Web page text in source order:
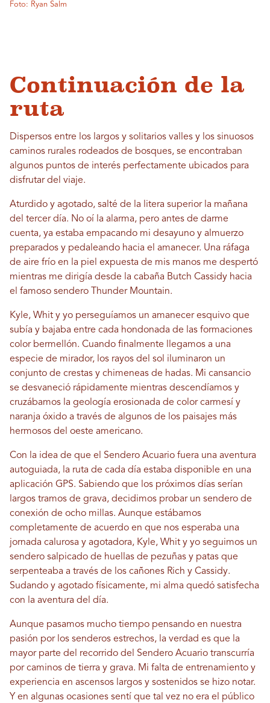
Foto: Ryan Salm
Continuación de la
ruta
Dispersos entre los largos y solitarios valles y los sinuosos
caminos rurales rodeados de bosques, se encontraban
algunos puntos de interés perfectamente ubicados para
disfrutar del viaje.
Aturdido y agotado, salté de la litera superior la mañana
del tercer día. No oí la alarma, pero antes de darme
cuenta, ya estaba empacando mi desayuno y almuerzo
preparados y pedaleando hacia el amanecer. Una ráfaga
de aire frío en la piel expuesta de mis manos me despertó
mientras me dirigía desde la cabaña Butch Cassidy hacia
el famoso sendero Thunder Mountain.
Kyle, Whit y yo perseguíamos un amanecer esquivo que
subía y bajaba entre cada hondonada de las formaciones
color bermellón. Cuando finalmente llegamos a una
especie de mirador, los rayos del sol iluminaron un
conjunto de crestas y chimeneas de hadas. Mi cansancio
se desvaneció rápidamente mientras descendíamos y
cruzábamos la geología erosionada de color carmesí y
naranja óxido a través de algunos de los paisajes más
hermosos del oeste americano.
Con la idea de que el Sendero Acuario fuera una aventura
autoguiada, la ruta de cada día estaba disponible en una
aplicación GPS. Sabiendo que los próximos días serían
largos tramos de grava, decidimos probar un sendero de
conexión de ocho millas. Aunque estábamos
completamente de acuerdo en que nos esperaba una
jornada calurosa y agotadora, Kyle, Whit y yo seguimos un
sendero salpicado de huellas de pezuñas y patas que
serpenteaba a través de los cañones Rich y Cassidy.
Sudando y agotado físicamente, mi alma quedó satisfecha
con la aventura del día.
Aunque pasamos mucho tiempo pensando en nuestra
pasión por los senderos estrechos, la verdad es que la
mayor parte del recorrido del Sendero Acuario transcurría
por caminos de tierra y grava. Mi falta de entrenamiento y
experiencia en ascensos largos y sostenidos se hizo notar.
Y en algunas ocasiones sentí que tal vez no era el público